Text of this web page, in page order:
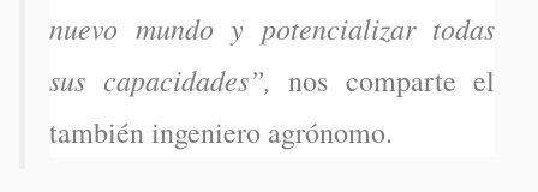
nuevo mundo y potencializar todas
sus capacidades”, nos comparte el
también ingeniero agrónomo.